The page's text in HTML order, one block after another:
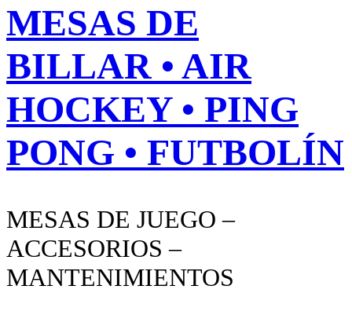
MESAS DE
BILLAR • AIR
HOCKEY • PING
PONG • FUTBOLÍN
MESAS DE JUEGO –
ACCESORIOS –
MANTENIMIENTOS